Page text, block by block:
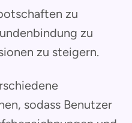
zu
zu
zu steigern.
sodass Benutzer